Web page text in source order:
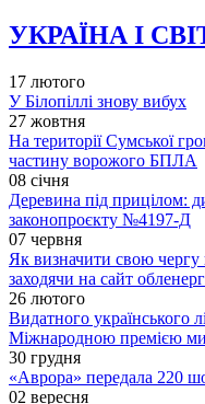
УКРАЇНА І
17 лютого
У Білопіллі знову вибух
27 жовтня
На території Сумської
частину ворожого БПЛА
08 січня
Деревина під прицілом:
законопроєкту №4197-Д
07 червня
Як визначити свою чергу
заходячи на сайт
26 лютого
Видатного українського
Міжнародною премією
30 грудня
«Аврора» передала 220
02 вересня